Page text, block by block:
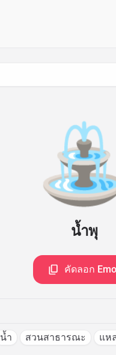
น้ำพุ
คัดลอก
น้ำ สวนสาธารณะ แห